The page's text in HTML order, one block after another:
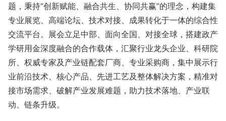
题，秉持“创新赋能、融合共生、协同共赢”的理念，构建集
专业展览、高端论坛、技术对接、成果转化于一体的综合性
交流平台。展会立足中部、面向全国、对接全球，搭建政产
学研用金深度融合的合作载体，汇聚行业龙头企业、科研院
所、权威专家及产业链配套厂商、专业采购商，集中展示行
业前沿技术、核心产品、先进工艺及整体解决方案，精准对
接市场需求、破解产业发展难题，助力技术落地、产业联
动、链条升级。